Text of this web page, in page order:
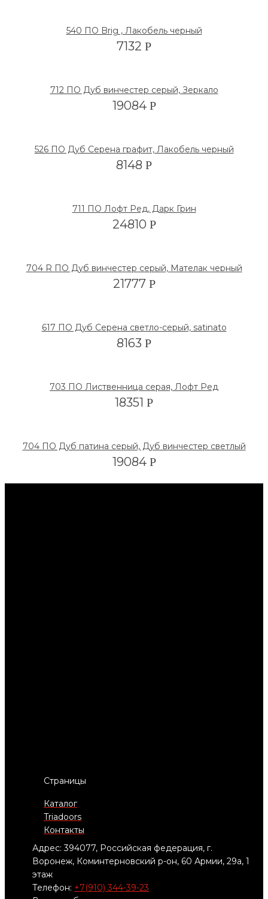
540 ПО Brig , Лакобель черный
7132 Р
712 ПО Дуб винчестер серый, Зеркало
19084 Р
526 ПО Дуб Серена графит, Лакобель черный
8148 Р
711 ПО Лофт Ред, Дарк Грин
24810 Р
704 R ПО Дуб винчестер серый, Мателак черный
21777 Р
617 ПО Дуб Серена светло-серый, satinato
8163 Р
703 ПО Лиственница серая, Лофт Ред
18351 Р
704 ПО Дуб патина серый, Дуб винчестер светлый
19084 Р
Страницы
Каталог
Triadoors
Контакты
Адрес: 394077, Российская федерация, г.
Воронеж, Коминтерновский р-он, 60 Армии, 29а, 1
этаж
Телефон: +7(910) 344-39-23